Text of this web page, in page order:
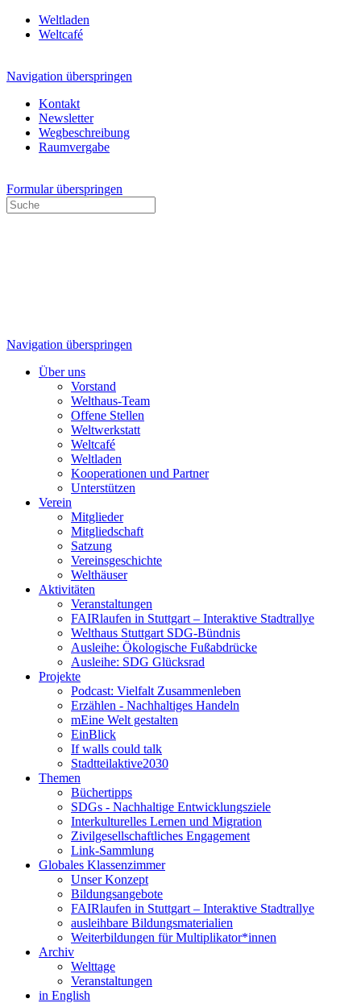
Weltladen
Weltcafé
Navigation überspringen
Kontakt
Newsletter
Wegbeschreibung
Raumvergabe
Formular überspringen
Navigation überspringen
Über uns
Vorstand
Welthaus-Team
Offene Stellen
Weltwerkstatt
Weltcafé
Weltladen
Kooperationen und Partner
Unterstützen
Verein
Mitglieder
Mitgliedschaft
Satzung
Vereinsgeschichte
Welthäuser
Aktivitäten
Veranstaltungen
FAIRlaufen in Stuttgart – Interaktive Stadtrallye
Welthaus Stuttgart SDG-Bündnis
Ausleihe: Ökologische Fußabdrücke
Ausleihe: SDG Glücksrad
Projekte
Podcast: Vielfalt Zusammenleben
Erzählen - Nachhaltiges Handeln
mEine Welt gestalten
EinBlick
If walls could talk
Stadtteilaktive2030
Themen
Büchertipps
SDGs - Nachhaltige Entwicklungsziele
Interkulturelles Lernen und Migration
Zivilgesellschaftliches Engagement
Link-Sammlung
Globales Klassenzimmer
Unser Konzept
Bildungsangebote
FAIRlaufen in Stuttgart – Interaktive Stadtrallye
ausleihbare Bildungsmaterialien
Weiterbildungen für Multiplikator*innen
Archiv
Welttage
Veranstaltungen
in English